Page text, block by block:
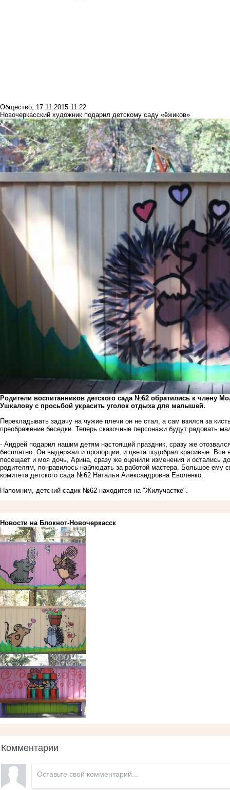
Общество, 17.11.2015 11:22
Новочеркасский художник подарил детскому саду «ёжиков»
Родители воспитанников детского сада №62 обратились к члену
Ушкалову с просьбой украсить уголок отдыха для малышей.
Перекладывать задачу на чужие плечи он не стал, а сам взялся за
преображение беседки. Теперь сказочные персонажи будут радовать
- Андрей подарил нашим детям настоящий праздник, сразу же
бесплатно. Он выдержал и пропорции, и цвета подобрал красивые.
посещает и моя дочь, Арина, сразу же оценили изменения и остались
родителям, понравилось наблюдать за работой мастера. Большое ему
комитета детского сада №62 Наталья Александровна Еволенко.
Напомним, детский садик №62 находится на "Жилучастке".
Новости на Блoкнoт-Новочеркасск
Комментарии